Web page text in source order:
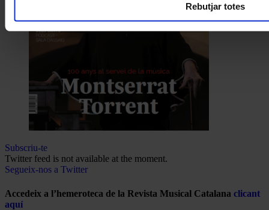
Rebutjar totes
Subscriu-te
Twitter feed is not available at the moment.
Segueix-nos a Twitter
Accedeix a l’hemeroteca de la Revista Musical Catalana clicant
aquí